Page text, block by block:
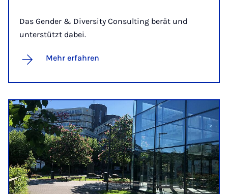
Das Gender & Diversity Consulting berät und
unterstützt dabei.
Mehr erfahren